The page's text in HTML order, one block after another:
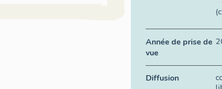
Année de prise de
vue
Diffusion